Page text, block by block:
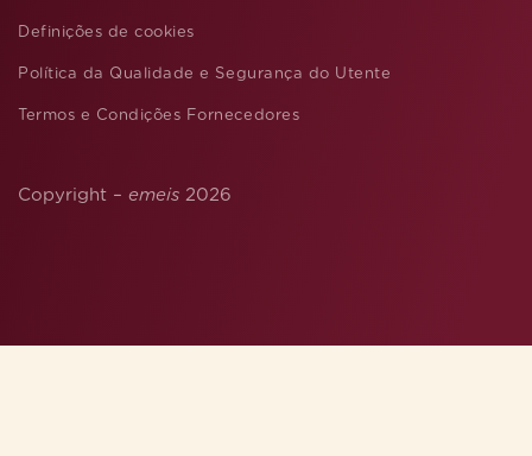
Definições de cookies
Política da Qualidade e Segurança do Utente
Termos e Condições Fornecedores
Copyright – emeis 2026